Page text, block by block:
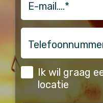
Telefoonnummer…
(Vereist)
Ik wil graag
locatie